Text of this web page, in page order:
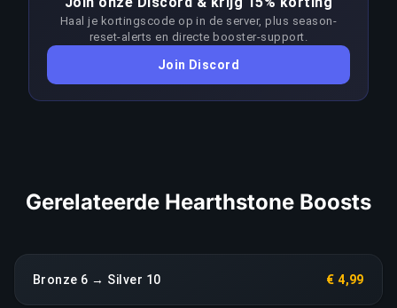
vraagt aanzienlijk meer skill dan de doelrank.
Boosters passen hun aanpak per patch aan om
de meta voor te blijven; elke aanhoudende
terugval in prestaties leidt direct tot een
Haal je kortingscode op in de server, plus season-
reset-alerts en directe booster-support.
Join Discord
Gerelateerde Hearthstone Boosts
Bronze 6 → Silver 10 € 4,99